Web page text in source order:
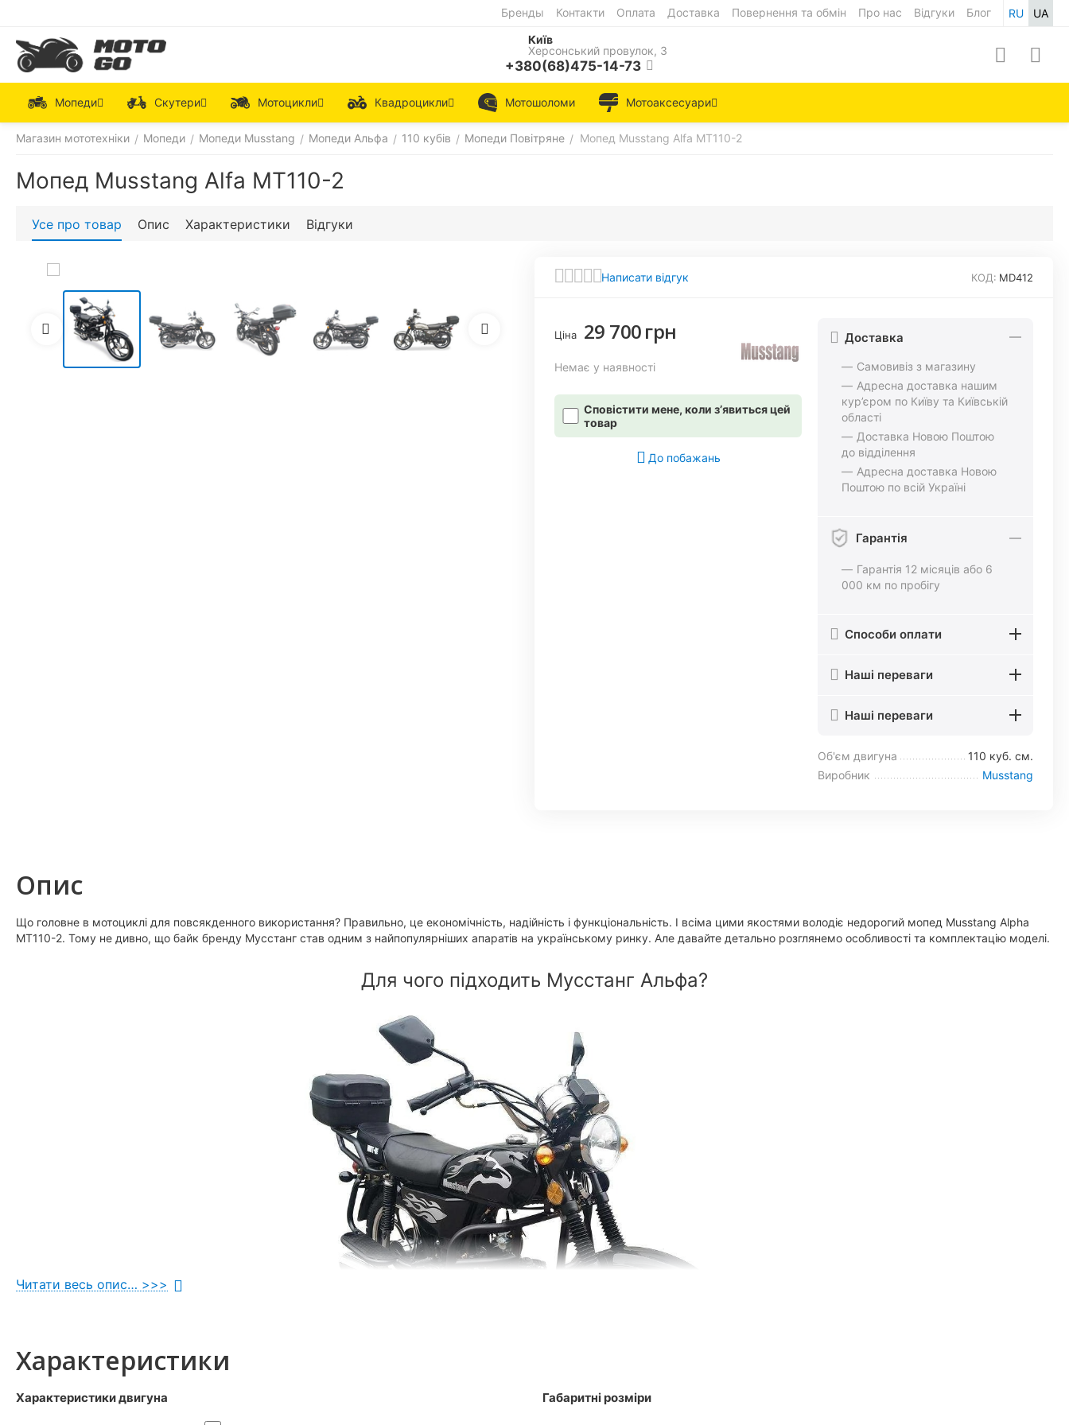
RU UA
Бренды Контакти Оплата Доставка Повернення та обмін Про нас Відгуки
Блог
Київ
Херсонський провулок, 3
+380(68)475-14-73
Мопеди Скутери Мотоцикли Квадроцикли Мотошоломи Мотоаксесуари
Магазин мототехніки / Мопеди / Мопеди Musstang / Мопеди Альфа / 110 кубів / Мопеди Повітряне / Мопед Musstang Alfa MT110-2
Мопед Musstang Alfa MT110-2
Усе про товар Опис Характеристики Відгуки
Написати відгук КОД: MD412
Ціна 29 700грн
Немає у наявності
Сповістити мене, коли з’явиться цей
товар
До побажань
Доставка
Самовивіз з магазину
Адресна доставка нашим
кур’єром по Київу та Київській
області
Доставка Новою Поштою
до відділення
Адресна доставка Новою
Поштою по всій Україні
Гарантія
Гарантія 12 місяців або 6
000 км по пробігу
Способи оплати
Наші переваги
Наші переваги
Об'єм двигуна
110 куб. см.
Виробник
Musstang
Опис
Що головне в мотоциклі для повсякденного використання? Правильно, це економічність, надійність і функціональність. І всіма цими якостями володіє недорогий мопед Musstang Alpha
MT110-2. Тому не дивно, що байк бренду Мусстанг став одним з найпопулярніших апаратів на українському ринку. Але давайте детально розглянемо особливості та комплектацію моделі.
Для чого підходить Мусстанг Альфа?
Читати весь опис… >>>
Характеристики
Характеристики двигуна Габаритні розміри